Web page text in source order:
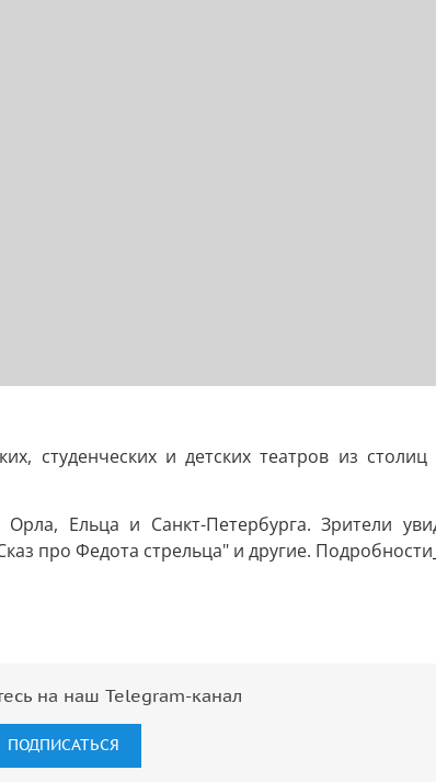
студенческих и детских театров из
Ельца и Санкт-Петербурга. Зрители
про Федота стрельца" и другие. Подробности
на наш Telegram-канал
ПОДПИСАТЬСЯ